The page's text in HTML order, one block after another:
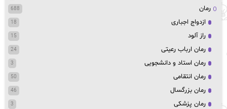
رمان 688
ازدواج اجباری 18
راز آلود 15
رمان ارباب رعیتی 24
رمان استاد و دانشجویی 3
رمان انتقامی 50
رمان بزرگسال 46
رمان پزشکی 3